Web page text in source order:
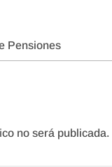
Pensiones
no será publicada.